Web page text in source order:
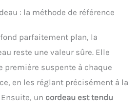
: la méthode de référence
parfaitement plan, la
reste une valeur sûre. Elle
première suspente à chaque
en les réglant précisément à la
un cordeau est tendu